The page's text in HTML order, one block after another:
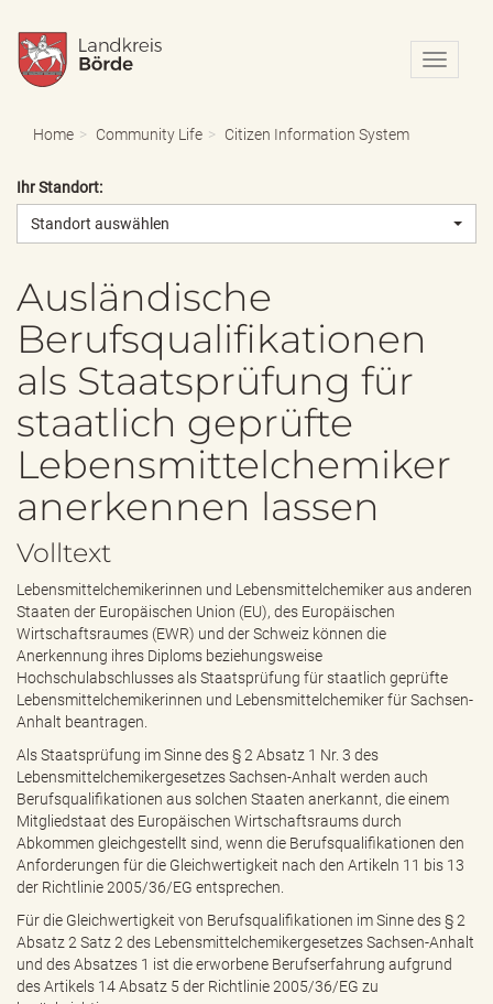
N
a
o
b
n
Home Community Life Citizen Information System
Ihr Standort:
Standort auswählen
Ausländische
Berufsqualifikationen
als Staatsprüfung für
staatlich geprüfte
Lebensmittelchemiker
anerkennen lassen
Volltext
Lebensmittelchemikerinnen und Lebensmittelchemiker aus anderen
Staaten der Europäischen Union (EU), des Europäischen
Wirtschaftsraumes (EWR) und der Schweiz können die
Anerkennung ihres Diploms beziehungsweise
Hochschulabschlusses als Staatsprüfung für staatlich geprüfte
Lebensmittelchemikerinnen und Lebensmittelchemiker für Sachsen-
Anhalt beantragen.
Als Staatsprüfung im Sinne des § 2 Absatz 1 Nr. 3 des
Lebensmittelchemikergesetzes Sachsen-Anhalt werden auch
Berufsqualifikationen aus solchen Staaten anerkannt, die einem
Mitgliedstaat des Europäischen Wirtschaftsraums durch
Abkommen gleichgestellt sind, wenn die Berufsqualifikationen den
Anforderungen für die Gleichwertigkeit nach den Artikeln 11 bis 13
der Richtlinie 2005/36/EG entsprechen.
Für die Gleichwertigkeit von Berufsqualifikationen im Sinne des § 2
Absatz 2 Satz 2 des Lebensmittelchemikergesetzes Sachsen-Anhalt
und des Absatzes 1 ist die erworbene Berufserfahrung aufgrund
des Artikels 14 Absatz 5 der Richtlinie 2005/36/EG zu